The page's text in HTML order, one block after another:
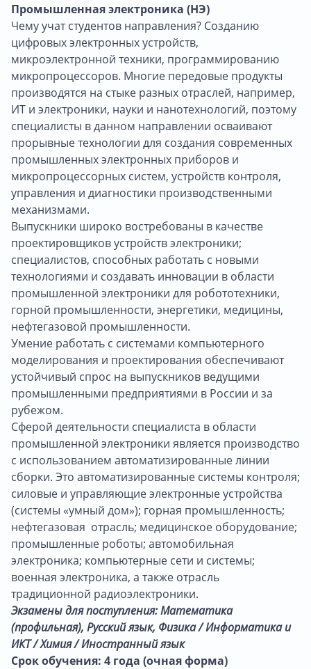
Промышленная электроника (НЭ)
Чему учат студентов направления? Созданию
цифровых электронных устройств,
микроэлектронной техники, программированию
микропроцессоров. Многие передовые продукты
производятся на стыке разных отраслей, например,
ИТ и электроники, науки и нанотехнологий, поэтому
специалисты в данном направлении осваивают
прорывные технологии для создания современных
промышленных электронных приборов и
микропроцессорных систем, устройств контроля,
управления и диагностики производственными
механизмами.
Выпускники широко востребованы в качестве
проектировщиков устройств электроники;
специалистов, способных работать с новыми
технологиями и создавать инновации в области
промышленной электроники для робототехники,
горной промышленности, энергетики, медицины,
нефтегазовой промышленности.
Умение работать с системами компьютерного
моделирования и проектирования обеспечивают
устойчивый спрос на выпускников ведущими
промышленными предприятиями в России и за
рубежом.
Сферой деятельности специалиста в области
промышленной электроники является производство
с использованием автоматизированные линии
сборки. Это автоматизированные системы контроля;
силовые и управляющие электронные устройства
(системы «умный дом»); горная промышленность;
нефтегазовая отрасль; медицинское оборудование;
промышленные роботы; автомобильная
электроника; компьютерные сети и системы;
военная электроника, а также отрасль
традиционной радиоэлектроники.
Экзамены для поступления:Математика
(профильная), Русский язык, Физика / Информатика и
ИКТ / Химия / Иностранный язык
Срок обучения: 4 года (очная форма)